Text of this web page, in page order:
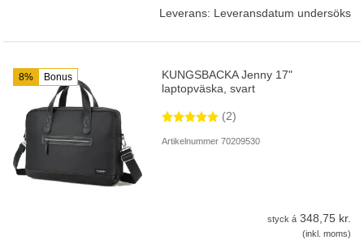
Leverans: Leveransdatum undersöks
8% Bonus
KUNGSBACKA Jenny 17"
laptopväska, svart
(2)
Artikelnummer 70209530
styck á 348,75 kr.
(inkl. moms)